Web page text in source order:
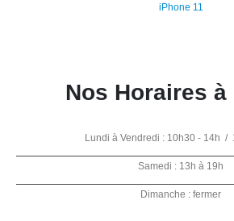
iPhone 11
Nos Horaires à
Lundi à Vendredi : 10h30 - 14h /
Samedi : 13h à 19h
Dimanche : fermer